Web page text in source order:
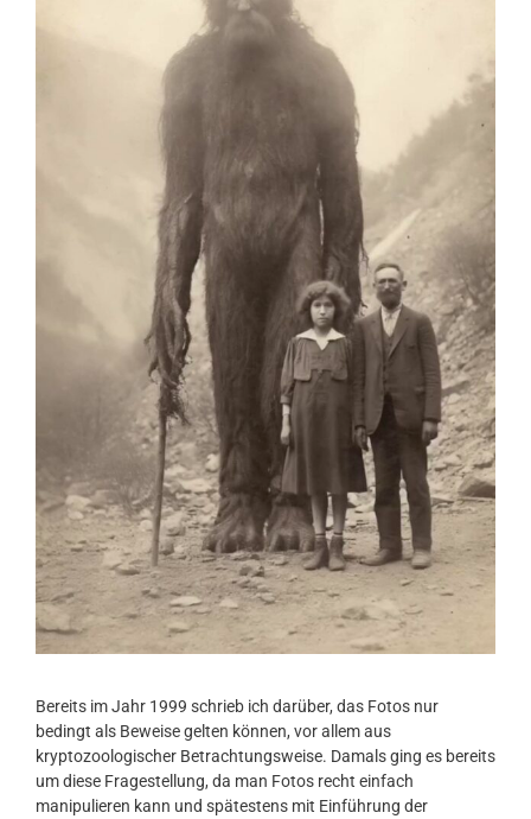
Bereits im Jahr 1999 schrieb ich darüber, das Fotos nur
bedingt als Beweise gelten können, vor allem aus
kryptozoologischer Betrachtungsweise. Damals ging es bereits
um diese Fragestellung, da man Fotos recht einfach
manipulieren kann und spätestens mit Einführung der